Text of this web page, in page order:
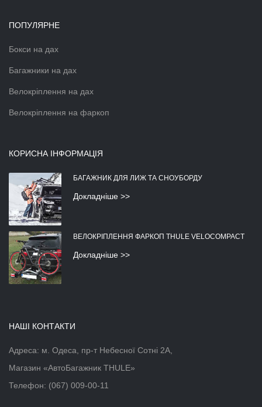
ПОПУЛЯРНЕ
Бокси на дах
Багажники на дах
Велокріплення на дах
Велокріплення на фаркоп
КОРИСНА ІНФОРМАЦІЯ
БАГАЖНИК ДЛЯ ЛИЖ ТА СНОУБОРДУ
Докладніше >>
ВЕЛОКРІПЛЕННЯ ФАРКОП THULE VELOCOMPACT
Докладніше >>
НАШІ КОНТАКТИ
Адреса: м. Одеса, пр-т Небесної Сотні 2А,
Магазин «АвтоБагажник THULE»
Телефон: (067) 009-00-11